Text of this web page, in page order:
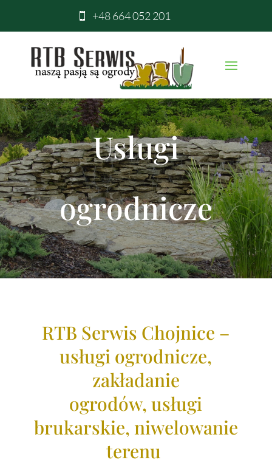
 +48 664 052 201
Usługi
ogrodnicze
RTB Serwis Chojnice –
usługi ogrodnicze,
zakładanie
ogrodów, usługi
brukarskie, niwelowanie
terenu